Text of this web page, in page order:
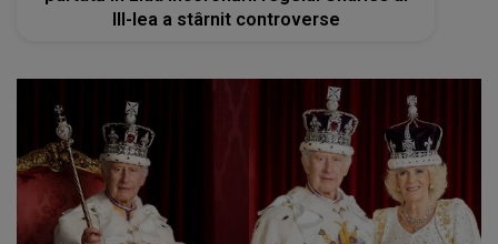
III-lea a stârnit controverse